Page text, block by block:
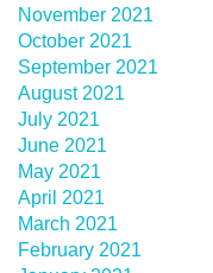
November 2021
October 2021
September 2021
August 2021
July 2021
June 2021
May 2021
April 2021
March 2021
February 2021